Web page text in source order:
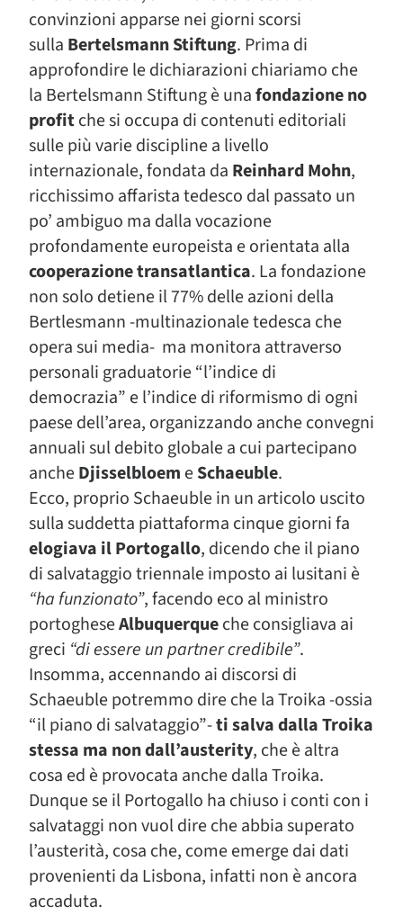
convinzioni apparse nei giorni scorsi
sulla Bertelsmann Stiftung. Prima di
approfondire le dichiarazioni chiariamo che
la Bertelsmann Stiftung è unafondazione no
profitche si occupa di contenuti editoriali
sulle più varie discipline a livello
internazionale, fondata da Reinhard Mohn,
ricchissimo affarista tedesco dal passato un
po’ ambiguo ma dalla vocazione
profondamente europeista e orientata alla
cooperazione transatlantica. La fondazione
non solo detiene il 77% delle azioni della
Bertlesmann -multinazionale tedesca che
opera sui media- ma monitora attraverso
personali graduatorie “l’indice di
democrazia” e l’indice di riformismo di ogni
paese dell’area, organizzando anche convegni
annuali sul debito globale a cui partecipano
ancheDjisselbloem eSchaeuble.
Ecco, proprio Schaeuble in un articolo uscito
sulla suddetta piattaforma cinque giorni fa
elogiava il Portogallo, dicendo che il piano
di salvataggio triennale imposto ai lusitani è
“ha funzionato”, facendo eco al ministro
portogheseAlbuquerqueche consigliava ai
greci “di essere un partner credibile”.
Insomma, accennando ai discorsi di
Schaeuble potremmo dire che la Troika -ossia
“il piano di salvataggio”-ti salva dalla Troika
stessa ma non dall’austerity, che è altra
cosa ed è provocata anche dalla Troika.
Dunque se il Portogallo ha chiuso i conti con i
salvataggi non vuol dire che abbia superato
l’austerità, cosa che, come emerge dai dati
provenienti da Lisbona, infatti non è ancora
accaduta.